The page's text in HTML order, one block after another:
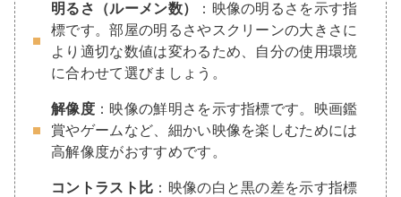
明るさ（ルーメン数）
：映像の明るさを示す指
標です。部屋の明るさやスクリーンの大きさに
より適切な数値は変わるため、自分の使用環境
に合わせて選びましょう。
解像度：映像の鮮明さを示す指標です。映画鑑
賞やゲームなど、細かい映像を楽しむためには
高解像度がおすすめです。
コントラスト比 ：映像の白と黒の差を示す指標